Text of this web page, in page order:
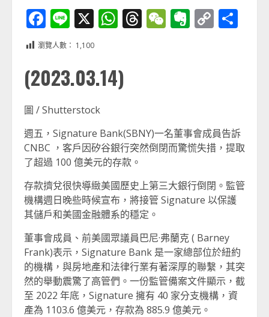
Facebook
Line
X WhatsApp
Threads
WeChat
Evernote
Copy
瀏覽人數： 1,100
(2023.03.14)
圖 / Shutterstock
週五，Signature Bank(SBNY)一名董事會成員告訴
CNBC ，客戶因矽谷銀行突然倒閉而驚慌失措，提取
了超過 100 億美元的存款。
存款擠兌很快導緻美國歷史上第三大銀行倒閉。監管
機構週日晚些時候宣布，將接管 Signature 以保護
其儲戶和美國金融體系的穩定。
董事會成員、前美國眾議員巴尼·弗蘭克 ( Barney
Frank)表示，Signature Bank 是一家總部位於紐約
的機構，與房地產和法律行業有著深厚的聯繫，其突
然的舉動震驚了高管們。一份監管備案文件顯示，截
至 2022 年底，Signature 擁有 40 家分支機構，資
產為 1103.6 億美元，存款為 885.9 億美元。